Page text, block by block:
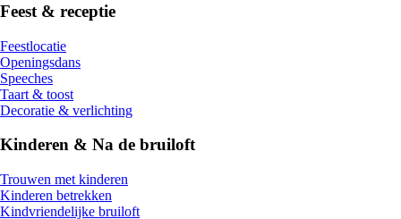
Feest & receptie
Feestlocatie
Openingsdans
Speeches
Taart & toost
Decoratie & verlichting
Kinderen & Na de bruiloft
Trouwen met kinderen
Kinderen betrekken
Kindvriendelijke bruiloft